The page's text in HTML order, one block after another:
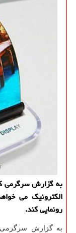
به گزارش سرگرمی
الكترونیك می
رونمایی كند.
به گزارش سرگرمی